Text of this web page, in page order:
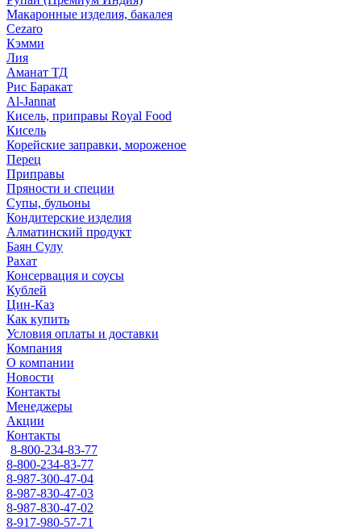
Макаронные изделия, бакалея
Cezaro
Кэмми
Лия
Аманат ТД
Рис Баракат
Al-Jannat
Кисель, приправы Royal Food
Кисель
Корейские заправки, мороженое
Перец
Приправы
Пряности и специи
Супы, бульоны
Кондитерские изделия
Алматинский продукт
Баян Сулу
Рахат
Консервация и соусы
Кублей
Цин-Каз
Как купить
Условия оплаты и доставки
Компания
О компании
Новости
Контакты
Менеджеры
Акции
Контакты
8-800-234-83-77
8-800-234-83-77
8-987-300-47-04
8-987-830-47-03
8-987-830-47-02
8-917-980-57-71